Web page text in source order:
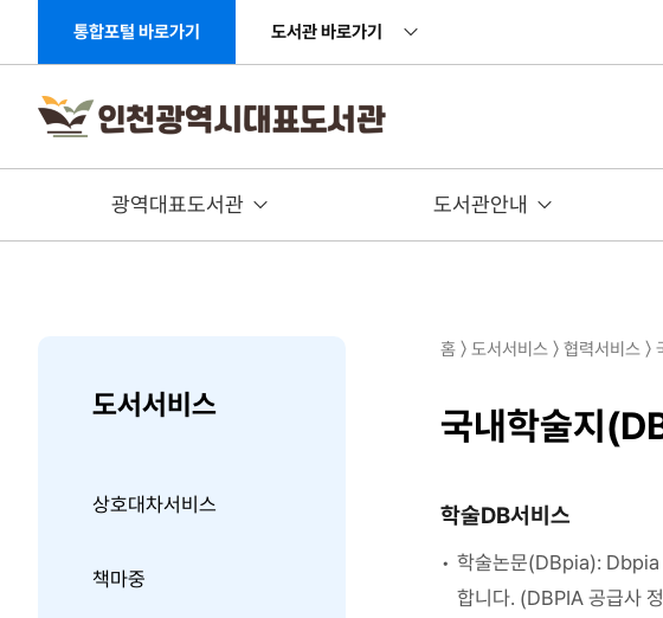
통합포털 바로가기 도서관 바로가기
광역대표도서관 도서관안내
도서서비스
상호대차서비스
책마중
홈 〉 도서서비스 〉 협력서비스
국내학술지
학술DB서비스
학술논문(DBpia): Dbpia
합니다. (DBPIA 공급사